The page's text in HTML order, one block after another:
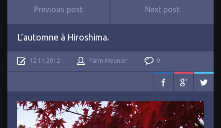
Previous post Next post
L’automne à Hiroshima.
12.11.2012 Yann Meunier 0